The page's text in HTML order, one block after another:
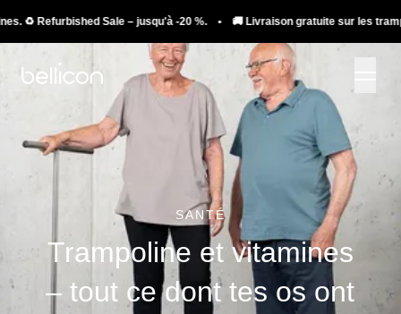
Sale – jusqu'à -20 %. • 🚚 Livraison gratuite sur les trampolines.
SANTÉ
Trampoline et vitamines
– tout ce dont tes os ont